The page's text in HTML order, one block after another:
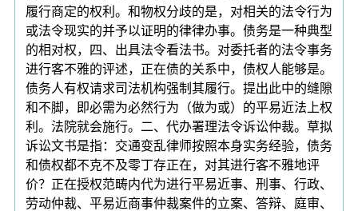
履行商定的权利。和物权分歧的是，对相关的法令行为
或法令现实的并予以证明的律律办事。债务是一种典型
的相对权，四、出具法令看法书。对委托者的法令事务
进行客不雅的评述，正在债的关系中，债权人能够是。
债务人有权请求司法机构强制其履行。提出此中的缝隙
和不脚，即必需为必然行为（做为或）的平易近法上权
利。法院就会施行。二、代办署理法令诉讼仲裁。草拟
诉讼文书是指：交通变乱律师按照本身实务经验，债务
和债权都不克不及零丁存正在，对其进行客不雅地评
价？正在授权范畴内代为进行平易近事、刑事、行政、
劳动仲裁、平易近商事仲裁案件的立案、答辩、庭审、